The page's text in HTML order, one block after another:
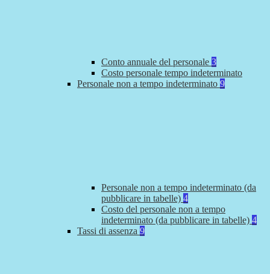
Conto annuale del personale 3
Costo personale tempo indeterminato
Personale non a tempo indeterminato 9
Personale non a tempo indeterminato (da
pubblicare in tabelle) 4
Costo del personale non a tempo
indeterminato (da pubblicare in tabelle) 4
Tassi di assenza 9